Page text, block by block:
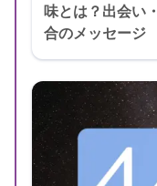
味とは？出会い
合のメッセージ